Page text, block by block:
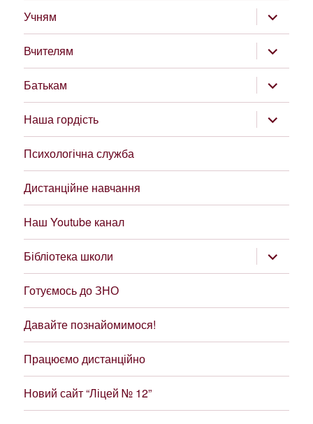
Учням
підменю
Вчителям
підменю
Батькам
підменю
Наша гордість
підменю
Психологічна служба
Дистанційне навчання
Наш Youtube канал
Бібліотека школи
підменю
Готуємось до ЗНО
Давайте познайомимося!
Працюємо дистанційно
Новий сайт “Ліцей № 12”